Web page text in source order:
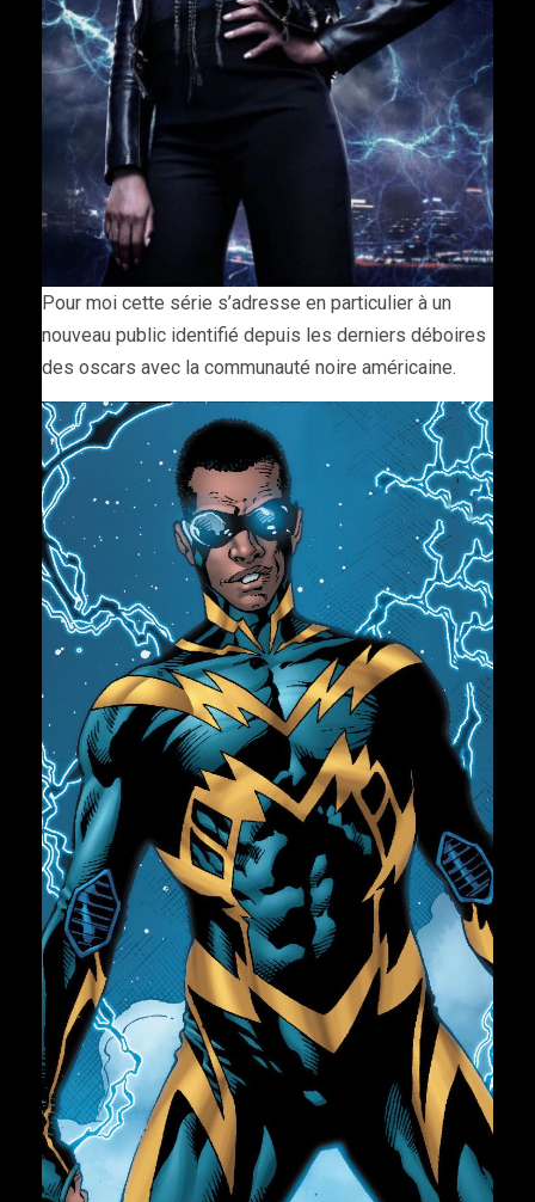
Pour moi cette série s’adresse en particulier à un
nouveau public identifié depuis les derniers déboires
des oscars avec la communauté noire américaine.